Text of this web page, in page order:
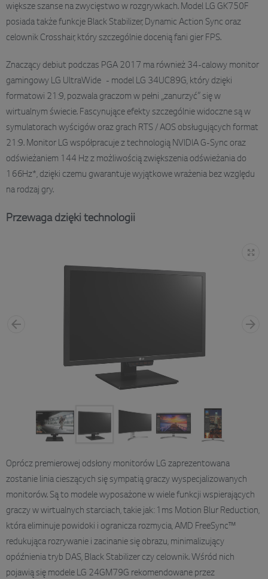
większe szanse na zwycięstwo w rozgrywkach. Model LG GK750F
posiada także funkcje Black Stabilizer, Dynamic Action Sync oraz
celownik Crosshair, który szczególnie docenią fani gier FPS.
Znaczący debiut podczas PGA 2017 ma również 34-calowy monitor
gamingowy LG UltraWide - model LG 34UC89G, który dzięki
formatowi 21:9, pozwala graczom w pełni „zanurzyć” się w
wirtualnym świecie. Fascynujące efekty szczególnie widoczne są w
symulatorach wyścigów oraz grach RTS / AOS obsługujących format
21:9. Monitor LG współpracuje z technologią NVIDIA G-Sync oraz
odświeżaniem 144 Hz z możliwością zwiększenia odświeżania do
166Hz*, dzięki czemu gwarantuje wyjątkowe wrażenia bez względu
na rodzaj gry.
Przewaga dzięki technologii
Oprócz premierowej odsłony monitorów LG zaprezentowana
zostanie linia cieszących się sympatią graczy wyspecjalizowanych
monitorów. Są to modele wyposażone w wiele funkcji wspierających
graczy w wirtualnych starciach, takie jak: 1ms Motion Blur Reduction,
która eliminuje powidoki i ogranicza rozmycia, AMD FreeSync™
redukująca rozrywanie i zacinanie się obrazu, minimalizujący
opóźnienia tryb DAS, Black Stabilizer czy celownik. Wśród nich
pojawią się modele LG 24GM79G rekomendowane przez